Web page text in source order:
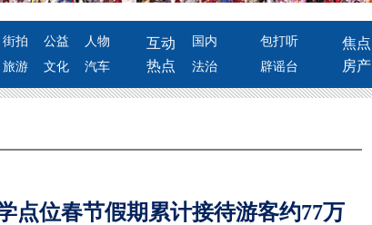
街拍 公益
人物
旅游
文化 汽车
互动
热点
国内
包打听
法治
辟谣台
焦点
房产
点位春节假期累计接待游客约77万